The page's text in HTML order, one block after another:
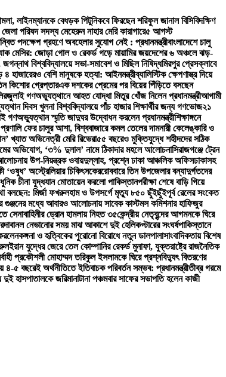
লাইনম্যানকে বেধড়ক পিটুনিকবে ফিরছেন শরিফুল জানাল বিসিবিদক্ষিণ
জেলা পরিষদ সদস্য মেহেরুন নাহার মেরি কারাগারে৫ আগস্ট
পদক্ষেপ গ্রহণে অবহেলার সুযোগ নেই : প্রধানমন্ত্রীবাংলাদেশে চালু
মেসির: জোড়া গোল ও রেকর্ড গড়ে মায়ামির জয়দেশের ৬ অঞ্চলে ঝড়-
বিশ্ববিদ্যালয়ে সভা-সমাবেশ ও মিছিল নিষিদ্ধমিরপুর প্রেসক্লাবে
৪ হাজারেরও বেশি মানুষকে হত্যা: আইনমন্ত্রীব্যালিস্টিক ক্ষেপণাস্ত্র দিয়ে
কিশোর গ্রেপ্তারএক দশকের প্রেমের পর বিয়ের পিঁড়িতে বসছেন
জুলাই গণঅভ্যুত্থানে আহত যোদ্ধা মিতুর খোঁজ নিলেন প্রধানমন্ত্রীআগামী
দিবস খুলনা বিশ্ববিদ্যালয়ে পাঁচ হাজার শিক্ষার্থীর জন্য গণভোজ২১
গণঅভ্যুত্থান স্মৃতি জাদুঘর উদ্বোধন করলেন প্রধানমন্ত্রীশিক্ষাঙ্গনে
ফের চালুর আশা, বিশ্ববাজারে কমল তেলের দামনারী কেলেঙ্কারি ও
খ্যাত অভিনেত্রী মেরি রিভেরা৫৫ বছরেও মুক্তিযুদ্ধে শহীদদের সঠিক
অভিযোগ, ‘৩% দুলাল’ নামে ঠিকাদার মহলে আলোচনাসিরাজগঞ্জে ট্রেন
উপ-নিয়ন্ত্রক ওবায়দুল্লাহ, প্রশ্নে ঢাকা আঞ্চলিক অফিসঢাকাসহ
‘ওষুধ’ অস্ট্রেলিয়ার চিকিৎসকেররোববারে তিন উপজেলার বন্যাদুর্গতদের
চীনা যুদ্ধযান মোতায়েন করলো পাকিস্তানপরীক্ষা শেষে বাড়ি গিয়ে
বলছেন: মির্জা ফখরুলহাম ও উপসর্গে মৃত্যু ৮৫০ ছুঁইছুঁইপূর্ব রেলের সংকেত
গুঞ্জনের মধ্যে আবারও আলোচনায় সাবেক কাস্টমস কমিশনার হাফিজুর
সেনাবাহিনীর ড্রোন হামলায় নিহত ৩৫কেন্দ্রীয় নেতৃবৃন্দের আগমনকে ঘিরে
দাবানল নেভানোর সময় মাঝ আকাশে দুই হেলিকপ্টারের সংঘর্ষপাকিস্তানে
কঙ্গনা ও হৃত্বিকের পুরোনো বিরোধে নতুন ডালপালাসাংবাদিকতায় বিশেষ
ইরান যুদ্ধের জেরে তেল কোম্পানির রেকর্ড মুনাফা, যুক্তরাষ্ট্রে রাজনৈতিক
প্রকৌশলী মোহাম্মদ তরিকুল ইসলামকে ঘিরে প্রশ্নবিদ্যুৎ বিতরণের
৪-৫ বছরেই অর্থনীতিতে ইতিবাচক পরিবর্তন সম্ভব: প্রধানমন্ত্রীতীব্র গরমে
দুই হাসপাতালকে জরিমানাটানা পঞ্চমবার সাফের সভাপতি হলেন কাজী